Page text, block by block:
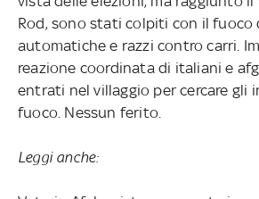
Rod, sono stati colpiti con il fuoco
automatiche e razzi contro carri.
reazione coordinata di italiani e
entrati nel villaggio per cercare gli
fuoco. Nessun ferito.
Leggi anche: